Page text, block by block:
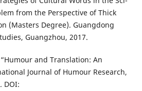
from the Perspective of Thick
(Masters Degree). Guangdong
Guangzhou, 2017.
and Translation: An
Journal of Humour Research,
DOI: